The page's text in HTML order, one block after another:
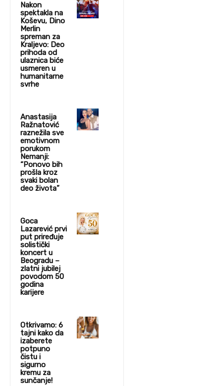
Nakon
spektakla na
Koševu, Dino
Merlin
spreman za
Kraljevo: Deo
prihoda od
ulaznica biće
usmeren u
humanitarne
svrhe
Anastasija
Ražnatović
raznežila sve
emotivnom
porukom
Nemanji:
“Ponovo bih
prošla kroz
svaki bolan
deo života”
Goca
Lazarević prvi
put priređuje
solistički
koncert u
Beogradu –
zlatni jubilej
povodom 50
godina
karijere
Otkrivamo: 6
tajni kako da
izaberete
potpuno
čistu i
sigurno
kremu za
sunčanje!